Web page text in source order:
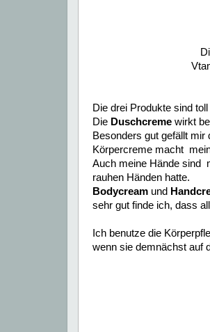
Die drei Produkte sind
Die Duschcreme wirkt
Besonders gut gefällt mir
Körpercreme macht
Auch meine Hände sind
rauhen Händen hatte.
Bodycream und
sehr gut finde ich, dass
Ich benutze die
wenn sie demnächst auf